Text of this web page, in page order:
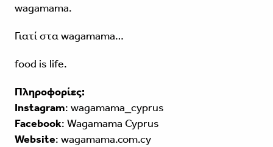
wagamama.
Γιατί στα wagamama…
food is life.
Πληροφορίες:
Instagram: wagamama_cyprus
Facebook: Wagamama Cyprus
Website: wagamama.com.cy